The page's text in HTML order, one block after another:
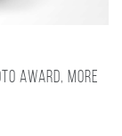
award, more